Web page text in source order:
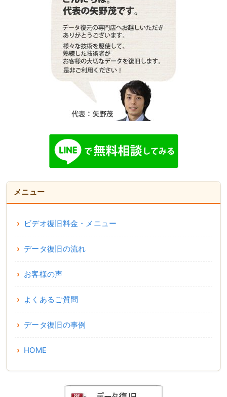
メニュー
ビデオ復旧料金・メニュー
データ復旧の流れ
お客様の声
よくあるご質問
データ復旧の事例
HOME